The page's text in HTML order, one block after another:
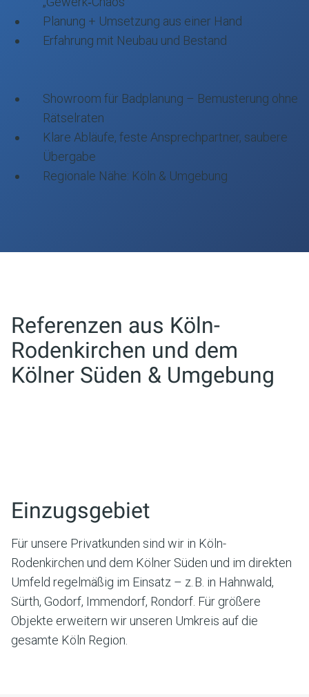
Planung + Umsetzung aus einer Hand
Erfahrung mit Neubau und Bestand
Showroom für Badplanung – Bemusterung ohne
Rätselraten
Klare Abläufe, feste Ansprechpartner, saubere
Übergabe
Regionale Nähe: Köln & Umgebung
Referenzen aus Köln-
Rodenkirchen und dem
Kölner Süden & Umgebung
Einzugsgebiet
Für unsere Privatkunden sind wir in Köln-
Rodenkirchen und dem Kölner Süden und im direkten
Umfeld regelmäßig im Einsatz – z. B. in Hahnwald,
Sürth, Godorf, Immendorf, Rondorf. Für größere
Objekte erweitern wir unseren Umkreis auf die
gesamte Köln Region.